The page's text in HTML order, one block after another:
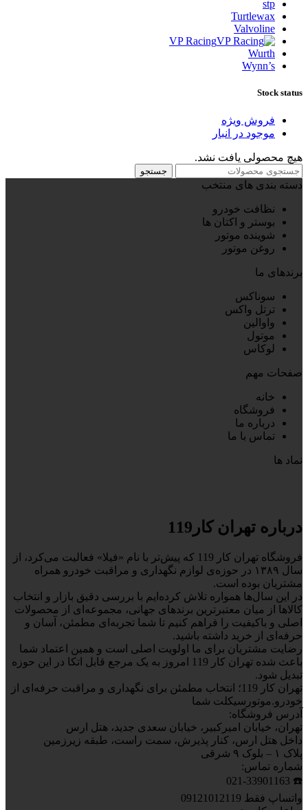
stp
Turtlewax
Valvoline
VP Racing
Wurth
Wynn’s
Stock status
فروش ویژه
موجود در انبار
هیچ محصولی یافت نشد.
جستجو
دسته بندی های منتخب
نظافت خودرو
بوستر و اکتان ها
شوینده موتور
روغن موتور
برندهای ما
سوناکس
ترتل واکس
واوالین
موتول
لوکاس
صفحات مهم
خانه
فروشگاه
درباره ما
تماس با ما
نماد ها
درباره تهران کار119
فروشگاه تهران کار 119 که پیش‌تر با نام «فیلا» فعالیت می‌کرد، از
سال ۱۳۸۹ در حوزه‌ی لوازم نگهداری و مراقبت خودرو همراه
مشتریان بوده است.
در این سال‌ها همواره تلاش کرده‌ایم با بررسی دقیق بازار و انتخاب
کالاها از میان معتبرترین برندهای جهانی، مجموعه‌ای از محصولات
اصلی و باکیفیت را فراهم کنیم تا شما تجربه‌ای مطمئن، آسان و
حرفه‌ای از خرید داشته باشید.
رضایت مشتریان برای ما اولویت اصلی است و همین اعتماد شما
باعث شده تهران کار 119 امروز به یک مرجع قابل اتکا در این حوزه
تبدیل شود.
تهران کار 119؛ انتخاب مطمئن برای نگهداری و مراقبت حرفه‌ای از
خودرو.موتورسیکلت شما
آدرس فروشگاه:
تهران، خیابان امیرکبیر، خیابان سعدی جدید، هتل ارس
داخل هتل ارس، کنار پذیرش، سمت راست، طبقه زیرزمین
پلاک ۱ – بلوک ۹ شرقی
شماره تماس:
☎️ 021-33901163
واتساپ فقط 09121012119